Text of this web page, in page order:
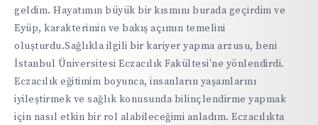
geldim. Hayatımın büyük bir kısmını burada geçirdim ve
Eyüp, karakterimin ve bakış açımın temelini
oluşturdu.Sağlıkla ilgili bir kariyer yapma arzusu, beni
İstanbul Üniversitesi Eczacılık Fakültesi'ne yönlendirdi.
Eczacılık eğitimim boyunca, insanların yaşamlarını
iyileştirmek ve sağlık konusunda bilinçlendirme yapmak
için nasıl etkin bir rol alabileceğimi anladım. Eczacılıkta